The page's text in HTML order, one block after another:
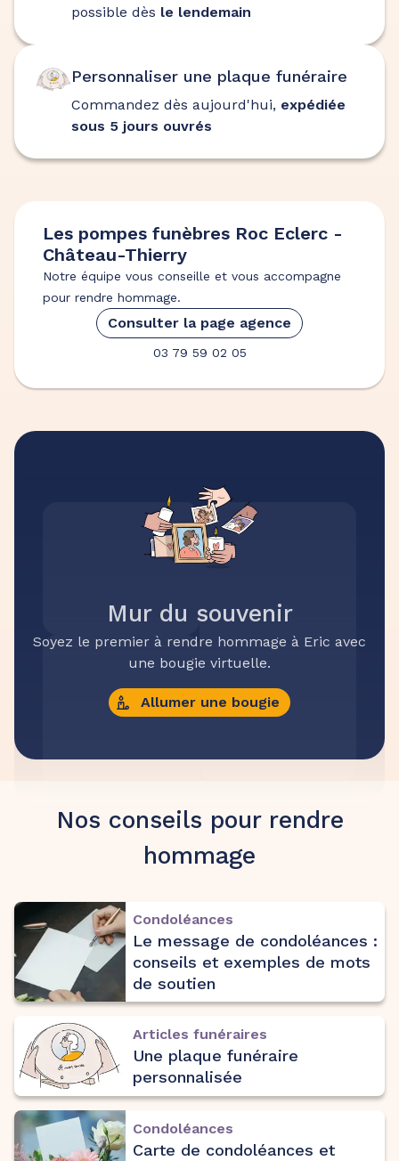
possible dès le lendemain
Personnaliser une plaque funéraire
Commandez dès aujourd'hui, expédiée
sous 5 jours ouvrés
Les pompes funèbres Roc Eclerc -
Château-Thierry
Notre équipe vous conseille et vous accompagne
pour rendre hommage.
Consulter la page agence
03 79 59 02 05
Mur du souvenir
Soyez le premier à rendre hommage à Eric avec
une bougie virtuelle.
Allumer une bougie
Nos conseils pour rendre
hommage
Condoléances
Le message de condoléances :
conseils et exemples de mots
de soutien
Articles funéraires
Une plaque funéraire
personnalisée
Condoléances
Carte de condoléances et